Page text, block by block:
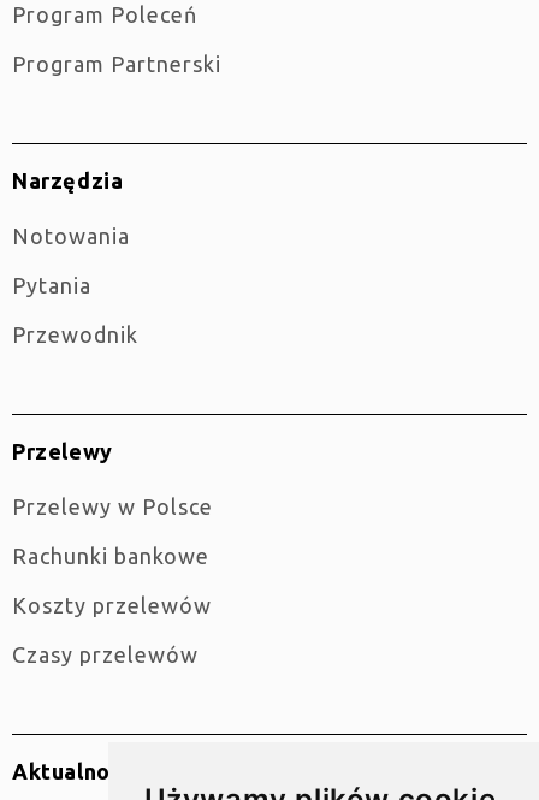
Program Poleceń
Program Partnerski
Narzędzia
Notowania
Pytania
Przewodnik
Przelewy
Przelewy w Polsce
Rachunki bankowe
Koszty przelewów
Czasy przelewów
Aktualności